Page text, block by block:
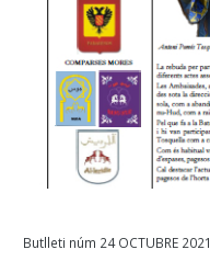
Butlleti núm 24 OCTUBRE 2021